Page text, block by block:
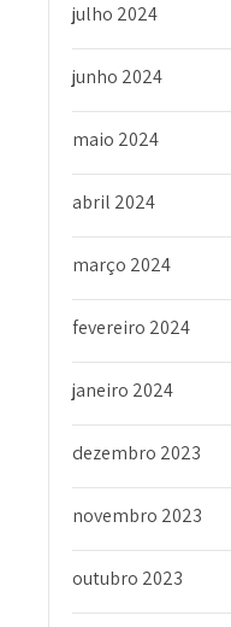
julho 2024
junho 2024
maio 2024
abril 2024
março 2024
fevereiro 2024
janeiro 2024
dezembro 2023
novembro 2023
outubro 2023